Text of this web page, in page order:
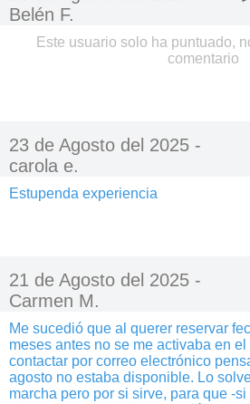
Belén F.
Este usuario solo ha puntuado,
comentario
23 de Agosto del 2025 -
carola e.
Estupenda experiencia
21 de Agosto del 2025 -
Carmen M.
Me sucedió que al querer reservar
meses antes no se me activaba en
contactar por correo electrónico
agosto no estaba disponible. Lo
marcha pero por si sirve, para que -